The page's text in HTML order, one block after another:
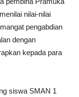
nilai-nilai
pengabdian
dengan
kepada para
siswa SMAN 1